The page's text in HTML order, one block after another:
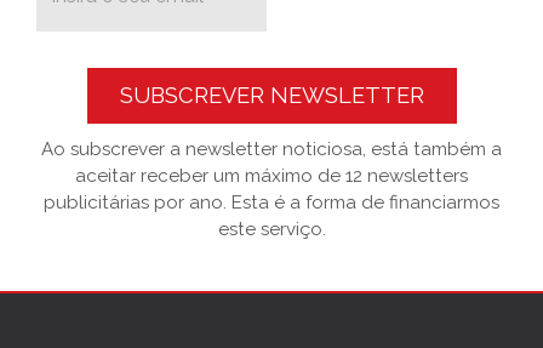
SUBSCREVER NEWSLETTER
Ao subscrever a newsletter noticiosa, está também a
aceitar receber um máximo de 12 newsletters
publicitárias por ano. Esta é a forma de financiarmos
este serviço.